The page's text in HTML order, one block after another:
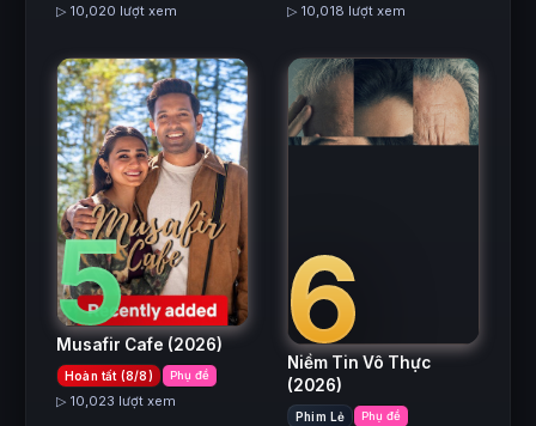
▷ 10,020 lượt xem ▷ 10,018 lượt xem
5
Musafir Cafe (2026)
Hoàn tất (8/8) Phụ đề
▷ 10,023 lượt xem
6
Niềm Tin Vô Thực
(2026)
Phim Lẻ Phụ đề